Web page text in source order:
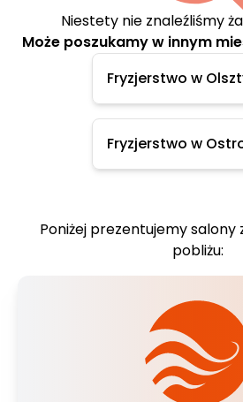
Niestety nie znaleźliśmy
Może poszukamy w innym
Fryzjerstwo w
Fryzjerstwo w
Poniżej prezentujemy salony
pobliżu: